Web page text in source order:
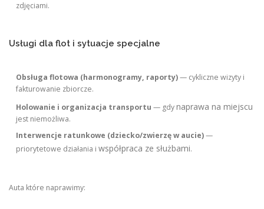
zdjęciami.
Usługi dla flot i sytuacje specjalne
Obsługa flotowa (harmonogramy, raporty)— cykliczne wizyty i
fakturowanie zbiorcze.
Holowanie i organizacja transportu — gdynaprawa na miejscu
jest niemożliwa.
Interwencje ratunkowe (dziecko/zwierzę w aucie)—
priorytetowe działania iwspółpraca ze służbami.
Auta które naprawimy: